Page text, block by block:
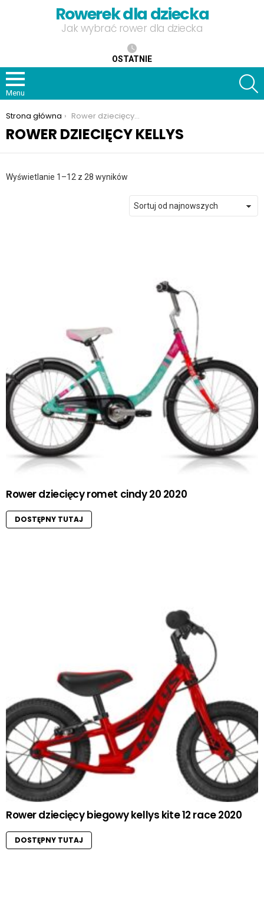
Rowerek dla dziecka
Jak wybrać rower dla dziecka
OSTATNIE
Menu
Jesteś tutaj:
Strona główna Rower dziecięcy kellys
ROWER DZIECIĘCY KELLYS
Wyświetlanie 1–12 z 28 wyników
Rower dziecięcy romet cindy 20 2020
DOSTĘPNY TUTAJ
Rower dziecięcy biegowy kellys kite 12 race 2020
DOSTĘPNY TUTAJ